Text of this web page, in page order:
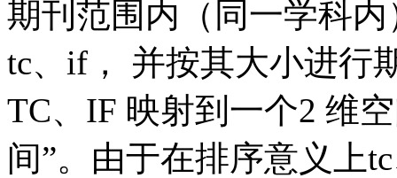
期刊范围内（同一学科
tc、if， 并按其大小进行
TC、IF 映射到一个2 维
间”。由于在排序意义上